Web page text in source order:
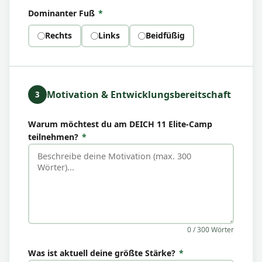
Dominanter Fuß *
Rechts Links Beidfüßig
3 Motivation & Entwicklungsbereitschaft
Warum möchtest du am DEICH 11 Elite-Camp
teilnehmen? *
0 / 300 Wörter
Was ist aktuell deine größte Stärke? *